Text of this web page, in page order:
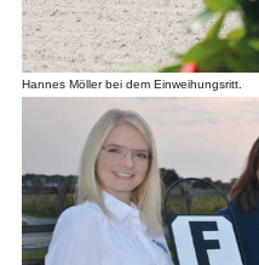
Hannes Möller bei dem Einweihungsritt.